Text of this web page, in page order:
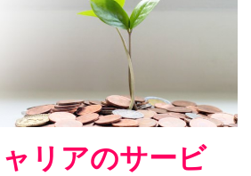
リアのサービ